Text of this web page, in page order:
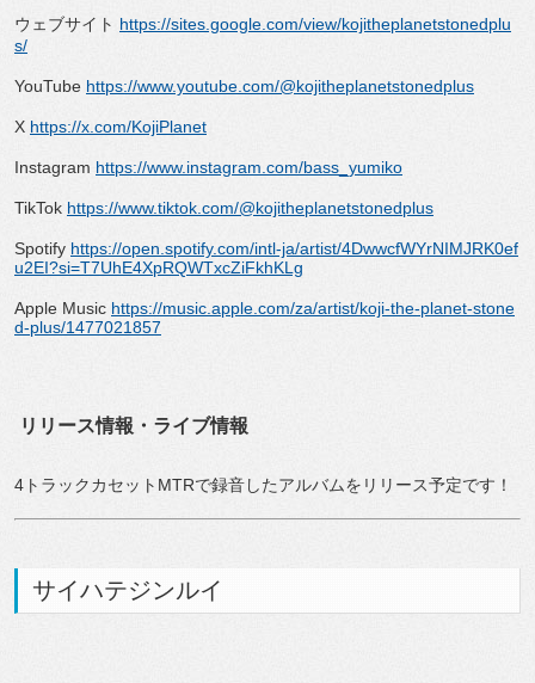
ウェブサイト https://sites.google.com/view/kojitheplanetstonedplu
s/
YouTube https://www.youtube.com/@kojitheplanetstonedplus
X https://x.com/KojiPlanet
Instagram https://www.instagram.com/bass_yumiko
TikTok https://www.tiktok.com/@kojitheplanetstonedplus
Spotify https://open.spotify.com/intl-ja/artist/4DwwcfWYrNIMJRK0ef
u2EI?si=T7UhE4XpRQWTxcZiFkhKLg
Apple Music https://music.apple.com/za/artist/koji-the-planet-stone
d-plus/1477021857
リリース情報・ライブ情報
4トラックカセットMTRで録音したアルバムをリリース予定です！
サイハテジンルイ